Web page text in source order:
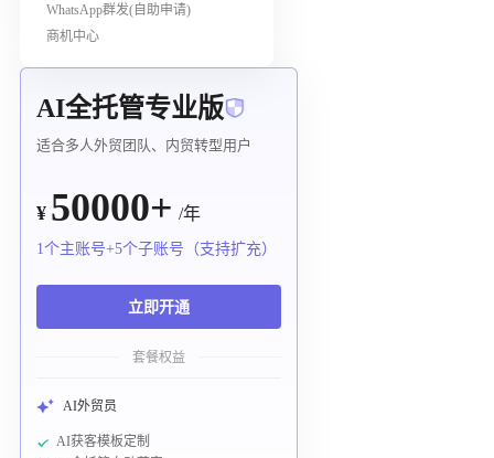
WhatsApp群发(自助申请)
商机中心
AI全托管专业版
适合多人外贸团队、内贸转型用户
¥ 50000+ /年
1个主账号+5个子账号（支持扩充）
立即开通
套餐权益
AI外贸员
AI获客模板定制